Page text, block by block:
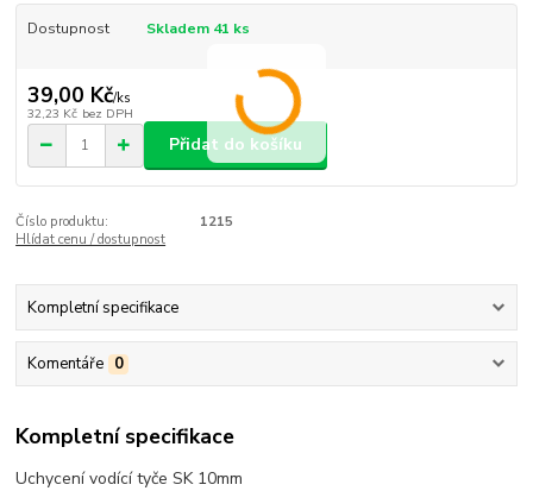
Dostupnost Skladem 41 ks
39,00 Kč/ks
32,23 Kč bez DPH
Přidat do košíku
Číslo produktu:
1215
Hlídat cenu / dostupnost
Kompletní specifikace
Komentáře 0
Kompletní specifikace
Uchycení vodící tyče SK 10mm